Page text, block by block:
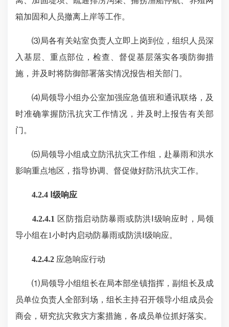
箱加固和人员撤离上岸等工作。
⑶局各有关站室负责人立即上岗到位，组织人员深
入基层、重点部位，检查、督促基层落实各项防御措
施，并及时将防御部署落实情况报告相关部门。
⑷局领导小组办公室加强应急值班和通讯联络，及
时准确掌握防汛抗灾工作情况，并及时上报告有关部
门。
⑸局领导小组成立防汛抗灾工作组，赴暴雨和洪水
影响重点地区，指导协调、督促做好防汛抗灾工作。
4.2.4 Ⅰ级响应
4.2.4.1 区防指启动防暴雨或防洪Ⅰ级响应时，局领
导小组在1小时内启动防暴雨或防洪Ⅰ级响应。
4.2.4.2 应急响应行动
⑴局领导小组组长在局本部坐镇指挥，副组长及成
员单位负责人全部到场，组长主持召开领导小组成员会
商会，研究抗灾救灾方案措施，各成员单位抓好落实。